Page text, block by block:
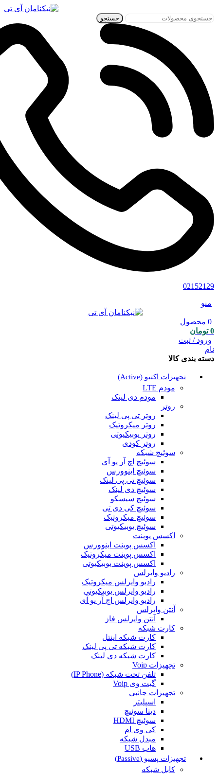
جستجو
02152129
منو
0 محصول
0 تومان
ورود / ثبت
نام
دسته بندی کالا
تجهیزات اکتیو (Active)
مودم LTE
مودم دی لینک
روتر
روتر تی پی لینک
روتر میکروتیک
روتر یوبیکیوتی
روتر کودی
سوئیچ شبکه
سوئیچ اچ آر یو آی
سوئیچ اینوورس
سوئیچ تی پی لینک
سوئیچ دی لینک
سوئیچ سیسکو
سوئیچ کی دی تی
سوئیچ میکروتیک
سوئیچ یوبیکیوتی
اکسس پوینت
اکسس پوینت اینوورس
اکسس پوینت میکروتیک
اکسس پوینت یوبیکیوتی
رادیو وایرلس
رادیو وایرلس میکروتیک
رادیو وایرلس یوبیکیوتی
رادیو وایرلس اچ آر یو آی
آنتن وایرلس
آنتن وایرلس فاز
کارت شبکه
کارت شبکه اینتل
کارت شبکه تی پی لینک
کارت شبکه دی لینک
تجهیزات Voip
تلفن تحت شبکه (IP Phone)
گیت وی Voip
تجهیزات جانبی
اسپلیتر
دیتا سوئیچ
سوئیچ HDMI
کی وی ام
مبدل شبکه
هاب USB
تجهیزات پسیو (Passive)
کابل شبکه